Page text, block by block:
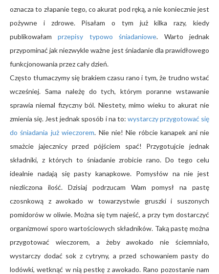
oznacza to złapanie tego, co akurat pod ręką, a nie koniecznie jest
pożywne i zdrowe. Pisałam o tym już kilka razy, kiedy
publikowałamprzepisy typowo śniadaniowe. Warto jednak
przypominać jak niezwykle ważne jest śniadanie dla prawidłowego
funkcjonowania przez cały dzień.
Często tłumaczymy się brakiem czasu rano i tym, że trudno wstać
wcześniej. Sama należę do tych, którym poranne wstawanie
sprawia niemal fizyczny ból. Niestety, mimo wieku to akurat nie
zmienia się. Jest jednak sposób i na to: wystarczy przygotować się
do śniadania już wieczorem. Nie nie! Nie róbcie kanapek ani nie
smażcie jajecznicy przed pójściem spać! Przygotujcie jednak
składniki, z których to śniadanie zrobicie rano. Do tego celu
idealnie nadają się pasty kanapkowe. Pomysłów na nie jest
niezliczona ilość. Dzisiaj podrzucam Wam pomysł na pastę
czosnkową z awokado w towarzystwie gruszki i suszonych
pomidorów w oliwie. Można się tym najeść, a przy tym dostarczyć
organizmowi sporo wartościowych składników. Taką pastę można
przygotować wieczorem, a żeby awokado nie ściemniało,
wystarczy dodać sok z cytryny, a przed schowaniem pasty do
lodówki, wetknąć w nią pestkę z awokado. Rano pozostanie nam